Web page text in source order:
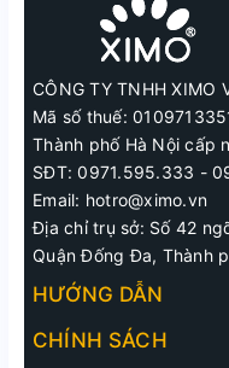
CÔNG TY TNHH XIMO
Mã số thuế:
Thành phố Hà Nội cấp
SĐT: 0971.595.333 -
Email: hotro@ximo.vn
Địa chỉ trụ sở: Số 42
Quận Đống Đa, Thành
HƯỚNG DẪN
CHÍNH SÁCH